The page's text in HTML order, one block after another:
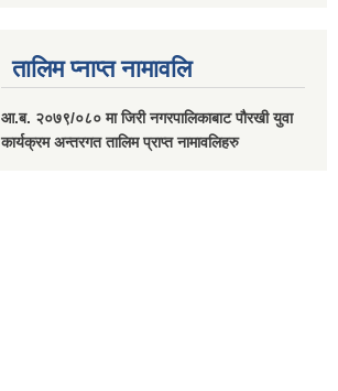
तालिम प्नाप्त नामावलि
आ.ब. २०७९/०८० मा जिरी नगरपालिकाबाट पौरखी युवा
कार्यक्रम अन्तरगत तालिम प्राप्त नामावलिहरु